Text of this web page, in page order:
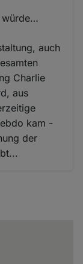
würde…
auch
Charlie
aus
kam -
der